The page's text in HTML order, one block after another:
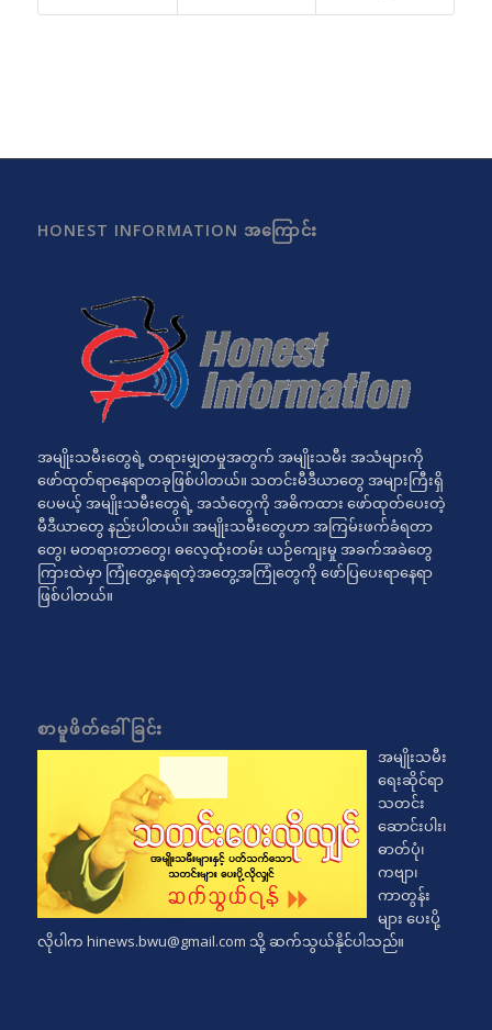
HONEST INFORMATION အကြောင်း
အမျိုးသမီးတွေရဲ့ တရားမျှတမှုအတွက် အမျိုးသမီး အသံများကို
ဖော်ထုတ်ရာနေရာတခုဖြစ်ပါတယ်။ သတင်းမီဒီယာတွေ အများကြီးရှိ
ပေမယ့် အမျိုးသမီးတွေရဲ့ အသံတွေကို အဓိကထား ဖော်ထုတ်ပေးတဲ့
မီဒီယာတွေ နည်းပါတယ်။ အမျိုးသမီးတွေဟာ အကြမ်းဖက်ခံရတာ
တွေ၊ မတရားတာတွေ၊ ဓလေ့ထုံးတမ်း ယဉ်ကျေးမှု အခက်အခဲတွေ
ကြားထဲမှာ ကြုံတွေ့နေရတဲ့အတွေ့အကြုံတွေကို ဖော်ပြပေးရာနေရာ
ဖြစ်ပါတယ်။
စာမူဖိတ်ခေါ်ခြင်း
အမျိုးသမီး
ရေးဆိုင်ရာ
သတင်း
ဆောင်းပါး၊
ဓာတ်ပုံ၊
ကဗျာ၊
ကာတွန်း
များ ပေးပို့
လိုပါက hinews.bwu@gmail.com သို့ ဆက်သွယ်နိုင်ပါသည်။